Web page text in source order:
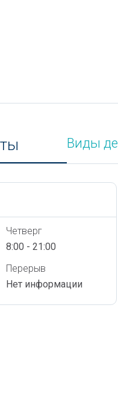
Виды
Четверг
8:00 - 21:00
Перерыв
Нет информации